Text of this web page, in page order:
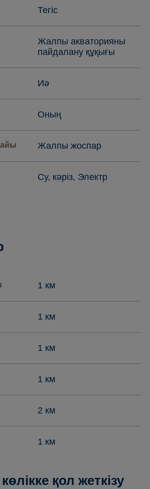
Тегіс
Жалпы акваторияны
пайдалану құқығы
Иә
Оның
Жалпы жоспар
Су, кәріз, Электр
1 км
1 км
1 км
1 км
2 км
1 км
қол жеткізу